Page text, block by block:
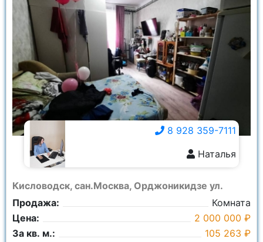
Кисловодск, сан.Москва, Орджоникидзе ул.
Продажа:
Комната
Цена:
2 000 000 ₽
За кв. м.:
105 263 ₽
8 928 359-7111
Наталья